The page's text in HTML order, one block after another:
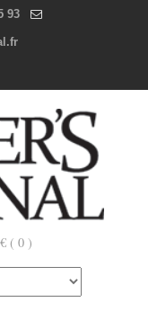
93
€ ( 0 )